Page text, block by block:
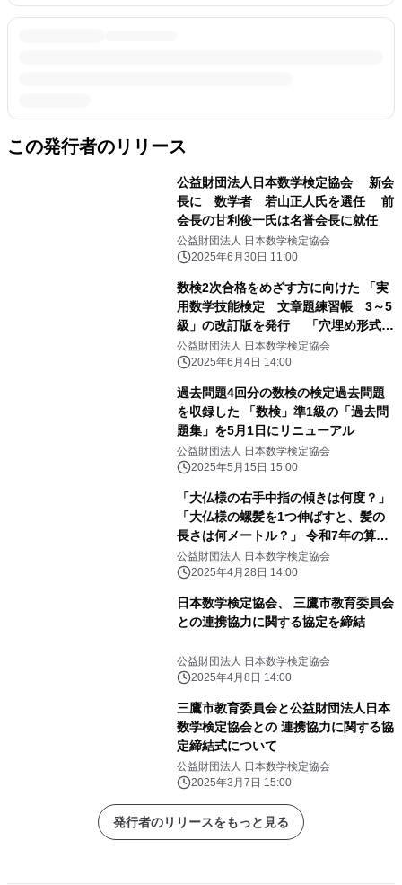
この発行者のリリース
公益財団法人日本数学検定協会 新会
長に 数学者 若山正人氏を選任 前
会長の甘利俊一氏は名誉会長に就任
公益財団法人 日本数学検定協会
2025年6月30日 11:00
数検2次合格をめざす方に向けた 「実
用数学技能検定 文章題練習帳 3～5
級」の改訂版を発行 「穴埋め形式」
で自分で解く力が身につく
公益財団法人 日本数学検定協会
2025年6月4日 14:00
過去問題4回分の数検の検定過去問題
を収録した 「数検」準1級の「過去問
題集」を5月1日にリニューアル
公益財団法人 日本数学検定協会
2025年5月15日 15:00
「大仏様の右手中指の傾きは何度？」
「大仏様の螺髪を1つ伸ばすと、髪の
長さは何メートル？」 令和7年の算額
を東大寺に奉納、 問題を作成した児童
を大仏殿で表彰
公益財団法人 日本数学検定協会
2025年4月28日 14:00
日本数学検定協会、 三鷹市教育委員会
との連携協力に関する協定を締結
公益財団法人 日本数学検定協会
2025年4月8日 14:00
三鷹市教育委員会と公益財団法人日本
数学検定協会との 連携協力に関する協
定締結式について
公益財団法人 日本数学検定協会
2025年3月7日 15:00
発行者のリリースをもっと見る